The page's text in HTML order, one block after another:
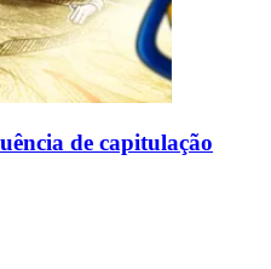
de capitulação